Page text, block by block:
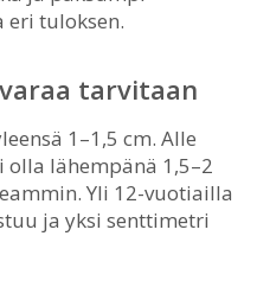
eri tuloksen.
tarvitaan
1–1,5 cm. Alle
lähempänä 1,5–2
Yli 12-vuotiailla
ja yksi senttimetri